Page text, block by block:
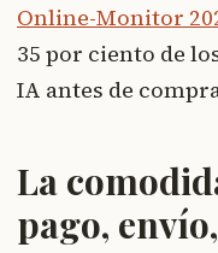
Online-Monitor
35 por ciento de
IA antes de
La
pago,